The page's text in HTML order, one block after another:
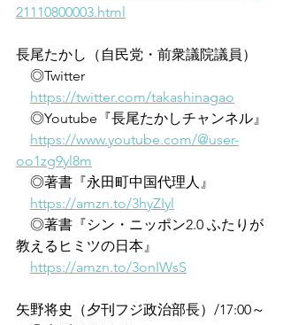
21110800003.html
長尾たかし（自民党・前衆議院議員）
◎Twitter
https://twitter.com/takashinagao
◎Youtube『長尾たかしチャンネル』
https://www.youtube.com/@user-
oo1zg9yl8m
◎著書『永田町中国代理人』
https://amzn.to/3hyZIyl
◎著書『シン・ニッポン2.0 ふたりが
教えるヒミツの日本』
https://amzn.to/3onIWsS
矢野将史（夕刊フジ政治部長）/17:00～